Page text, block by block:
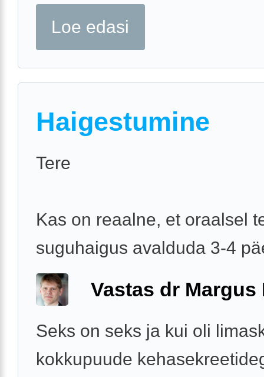
Loe edasi
Haigestumine
Tere
Kas on reaalne, et oraalsel
suguhaigus avalduda 3-4
Vastas dr Margus
Seks on seks ja kui oli
kokkupuude